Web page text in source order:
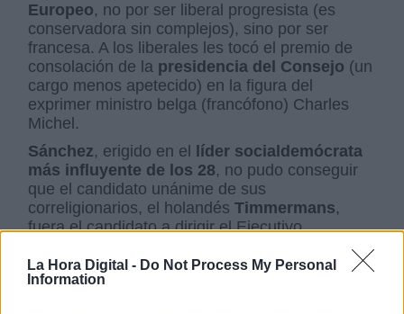
La Hora Digital - Do Not Process My Personal
Information
Europeo, no por ser liberal progresista (es
conservadora sin complejos), sino por ser
francesa. A los liberales les tocó el premio de
consolación de la presidencia del Consejo (un
cargo menos apetecido) en la figura del
exprimer ministro belga (francófono) Charles
Michel.
Sánchez, erigido en el líder socialdemócrata
más influyente de los 28, no pudo conseguir
que el candidato unánime de sus
correligionarios, el holandésTimmermans,
fuera el candidato a dirigir el Ejecutivo
comunitario, pero se sintió satisfecho al lograr
que el nuevomister PECS (jefe diplomático de
la UE) pudiera ser